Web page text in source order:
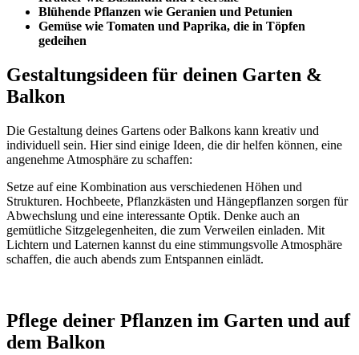
Blühende Pflanzen wie Geranien und Petunien
Gemüse wie Tomaten und Paprika, die in Töpfen
gedeihen
Gestaltungsideen für deinen Garten &
Balkon
Die Gestaltung deines Gartens oder Balkons kann kreativ und
individuell sein. Hier sind einige Ideen, die dir helfen können, eine
angenehme Atmosphäre zu schaffen:
Setze auf eine Kombination aus verschiedenen Höhen und
Strukturen. Hochbeete, Pflanzkästen und Hängepflanzen sorgen für
Abwechslung und eine interessante Optik. Denke auch an
gemütliche Sitzgelegenheiten, die zum Verweilen einladen. Mit
Lichtern und Laternen kannst du eine stimmungsvolle Atmosphäre
schaffen, die auch abends zum Entspannen einlädt.
Pflege deiner Pflanzen im Garten und auf
dem Balkon